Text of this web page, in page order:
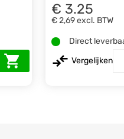
€ 3.25
€ 2,69excl. BTW
Direct
Vergelijken